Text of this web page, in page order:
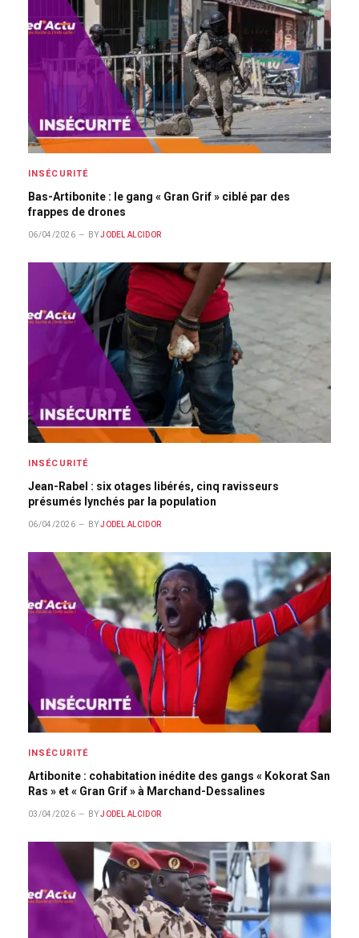
INSÉCURITÉ
Bas-Artibonite : le gang « Gran Grif » ciblé par des
frappes de drones
06/04/2026 BY JODEL ALCIDOR
INSÉCURITÉ
Jean-Rabel : six otages libérés, cinq ravisseurs
présumés lynchés par la population
06/04/2026 BY JODEL ALCIDOR
INSÉCURITÉ
Artibonite : cohabitation inédite des gangs « Kokorat San
Ras » et « Gran Grif » à Marchand-Dessalines
03/04/2026 BY JODEL ALCIDOR